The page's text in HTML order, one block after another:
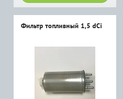
Фильтр топливный 1,5 dCi